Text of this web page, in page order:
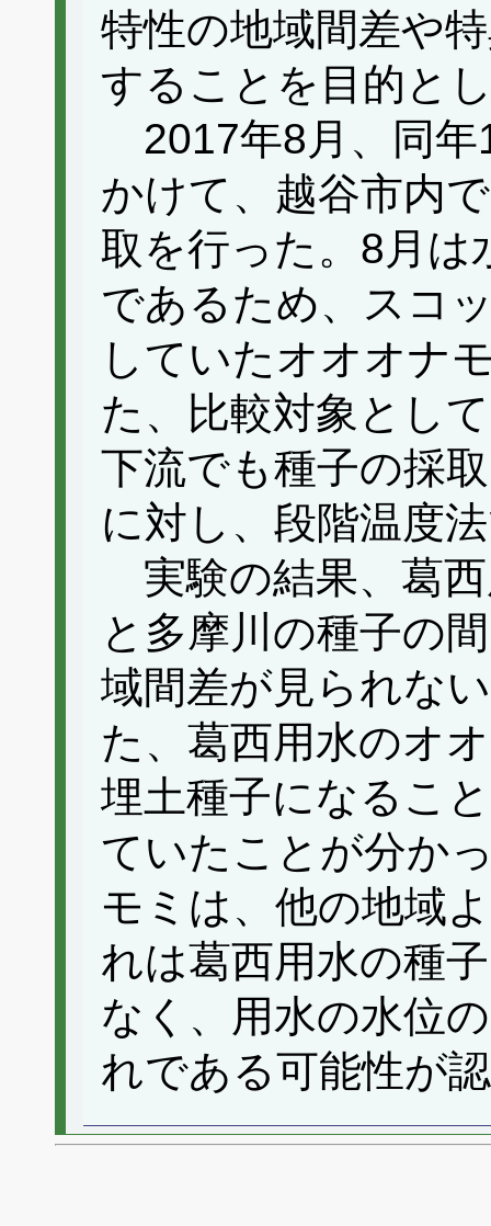
特性の地域間差や
することを目的と
2017年8月、同年
かけて、越谷市内
取を行った。8月は
であるため、スコ
していたオオオナ
た、比較対象とし
下流でも種子の採
に対し、段階温度
実験の結果、葛
と多摩川の種子の
域間差が見られな
た、葛西用水のオ
埋土種子になるこ
ていたことが分か
モミは、他の地域
れは葛西用水の種
なく、用水の水位
れである可能性が